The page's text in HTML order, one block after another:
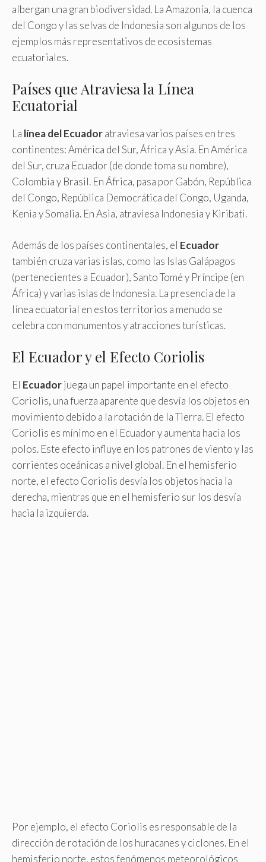
albergan una gran biodiversidad. La Amazonía, la cuenca
del Congo y las selvas de Indonesia son algunos de los
ejemplos más representativos de ecosistemas
ecuatoriales.
Países que Atraviesa la Línea
Ecuatorial
La línea del Ecuadoratraviesa varios países en tres
continentes: América del Sur, África y Asia. En América
del Sur, cruza Ecuador (de donde toma su nombre),
Colombia y Brasil. En África, pasa por Gabón, República
del Congo, República Democrática del Congo, Uganda,
Kenia y Somalia. En Asia, atraviesa Indonesia y Kiribati.
Además de los países continentales, el Ecuador
también cruza varias islas, como las Islas Galápagos
(pertenecientes a Ecuador), Santo Tomé y Príncipe (en
África) y varias islas de Indonesia. La presencia de la
línea ecuatorial en estos territorios a menudo se
celebra con monumentos y atracciones turísticas.
El Ecuador y el Efecto Coriolis
El Ecuadorjuega un papel importante en el efecto
Coriolis, una fuerza aparente que desvía los objetos en
movimiento debido a la rotación de la Tierra. El efecto
Coriolis es mínimo en el Ecuador y aumenta hacia los
polos. Este efecto influye en los patrones de viento y las
corrientes oceánicas a nivel global. En el hemisferio
norte, el efecto Coriolis desvía los objetos hacia la
derecha, mientras que en el hemisferio sur los desvía
hacia la izquierda.
Por ejemplo, el efecto Coriolis es responsable de la
dirección de rotación de los huracanes y ciclones. En el
hemisferio norte, estos fenómenos meteorológicos